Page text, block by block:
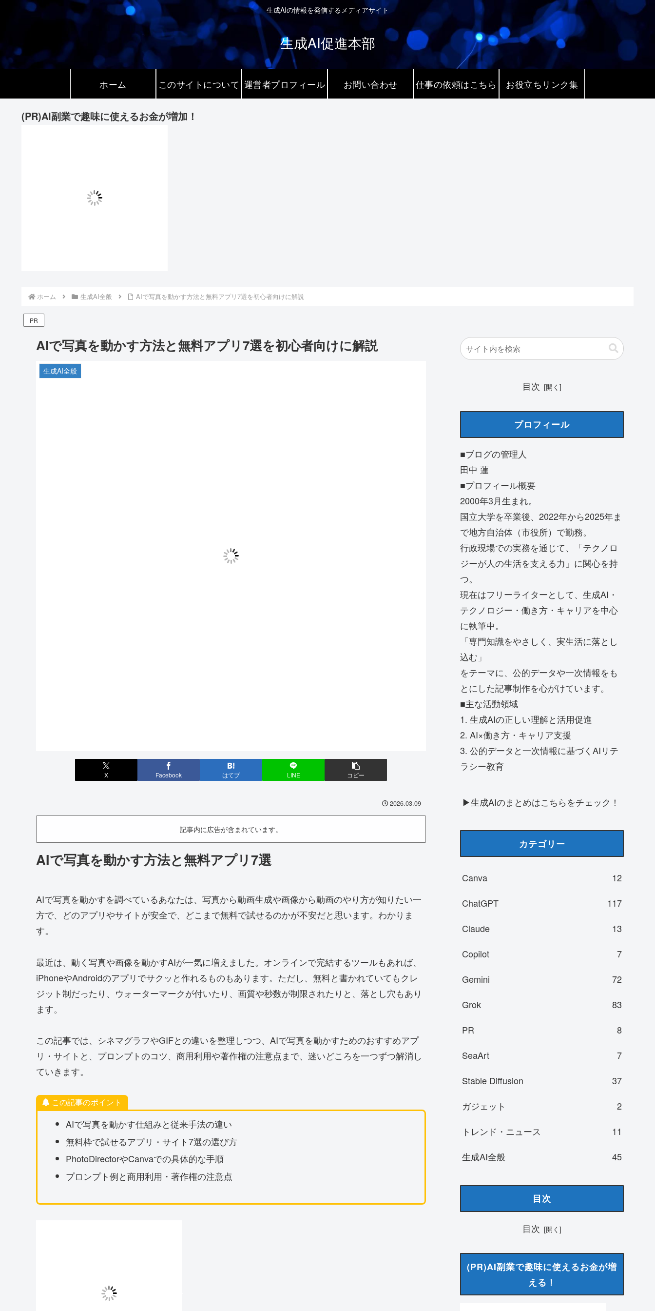
生成AIの情報を発信するメディアサイト
生成AI促進本部
ホーム このサイトについて 運営者プロフィール お問い合わせ 仕事の依頼はこちら お役立ちリンク集
(PR)AI副業で趣味に使えるお金が増加！
ホーム 生成AI全般 AIで写真を動かす方法と無料アプリ7選を初心者向けに解説
PR
AIで写真を動かす方法と無料アプリ7選を初心者向けに解説
生成AI全般
X Facebook はてブ LINE コピー
2026.03.09
記事内に広告が含まれています。
AIで写真を動かす方法と無料アプリ7選
AIで写真を動かすを調べているあなたは、写真から動画生成や画像から動画のやり方が知りたい一
方で、どのアプリやサイトが安全で、どこまで無料で試せるのかが不安だと思います。わかりま
す。
最近は、動く写真や画像を動かすAIが一気に増えました。オンラインで完結するツールもあれば、
iPhoneやAndroidのアプリでサクッと作れるものもあります。ただし、無料と書かれていてもクレ
ジット制だったり、ウォーターマークが付いたり、画質や秒数が制限されたりと、落とし穴もあり
ます。
この記事では、シネマグラフやGIFとの違いを整理しつつ、AIで写真を動かすためのおすすめアプ
リ・サイトと、プロンプトのコツ、商用利用や著作権の注意点まで、迷いどころを一つずつ解消し
ていきます。
この記事のポイント
AIで写真を動かす仕組みと従来手法の違い
無料枠で試せるアプリ・サイト7選の選び方
PhotoDirectorやCanvaでの具体的な手順
プロンプト例と商用利用・著作権の注意点
目次
プロフィール
■ブログの管理人
田中 蓮
■プロフィール概要
2000年3月生まれ。
国立大学を卒業後、2022年から2025年ま
で地方自治体（市役所）で勤務。
行政現場での実務を通じて、「テクノロ
ジーが人の生活を支える力」に関心を持
つ。
現在はフリーライターとして、生成AI・
テクノロジー・働き方・キャリアを中心
に執筆中。
「専門知識をやさしく、実生活に落とし
込む」
をテーマに、公的データや一次情報をも
とにした記事制作を心がけています。
■主な活動領域
1. 生成AIの正しい理解と活用促進
2. AI×働き方・キャリア支援
3. 公的データと一次情報に基づくAIリテ
ラシー教育
▶生成AIのまとめはこちらをチェック！
カテゴリー
Canva
12
ChatGPT
117
Claude
13
Copilot
7
Gemini
72
Grok
83
PR
8
SeaArt
7
Stable Diffusion
37
ガジェット
2
トレンド・ニュース
11
生成AI全般
45
目次
目次
(PR)AI副業で趣味に使えるお金が増
える！